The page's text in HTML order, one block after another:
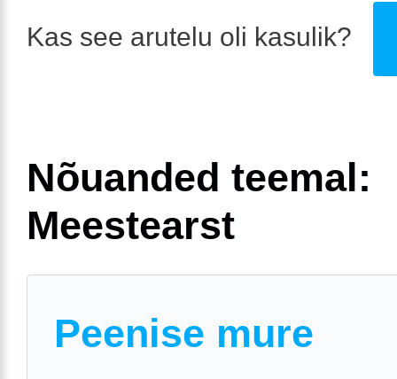
Kas see arutelu oli kasulik?
Nõuanded teemal:
Meestearst
Peenise mure